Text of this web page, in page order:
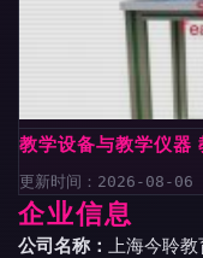
教学设备与教学仪器
更新时间：2026-08-
企业信息
公司名称： 上海今聆